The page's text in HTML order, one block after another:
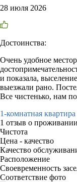
28 июля 2026
Достоинства:
Очень удобное
и показала,
выезжали рано.
Все чистенько, нам
1-комнатная квартира
1 отзыв о
Чистота
Цена - качество
Качество
Расположение
Своевременность
Соответствие фото